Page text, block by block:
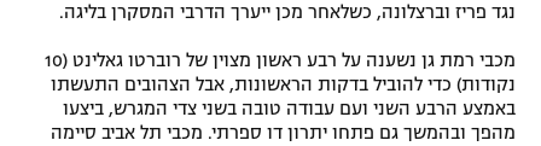
גיימינג E-Sports
תנאי שימוש
בייסבול MLB
ספורט אתגרי ואקסטרים
אומנויות לחימה
נגד פריז וברצלונה, כשלאחר מכן ייערך הדרבי המסקרן בליגה.
מכבי רמת גן נשענה על רבע ראשון מצוין של רוברטו גאלינט (10
נקודות) כדי להוביל בדקות הראשונות, אבל הצהובים התעשתו
באמצע הרבע השני ועם עבודה טובה בשני צדי המגרש, ביצעו
מהפך ובהמשך גם פתחו יתרון דו ספרתי. מכבי תל אביב סיימה